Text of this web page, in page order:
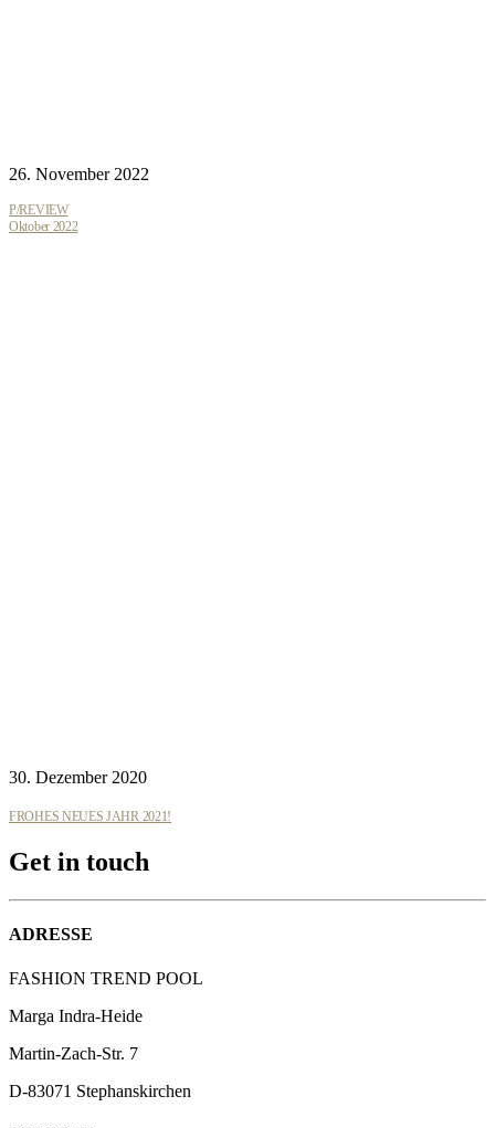
26. November 2022
P/REVIEW
Oktober 2022
30. Dezember 2020
FROHES NEUES JAHR 2021!
Get in touch
ADRESSE
FASHION TREND POOL
Marga Indra-Heide
Martin-Zach-Str. 7
D-83071 Stephanskirchen